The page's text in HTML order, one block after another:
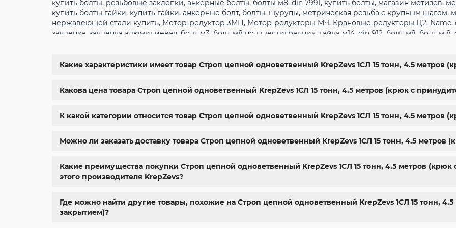
купить болты, резьбовые заклепки, анкерные болты, болты м8, din 7991, купить болты, магазин метизов,
купить болты гайки, купить гайки, анкерные болт, болты, шурупы, метрическая резьба с крупным шагом,
нержавеющей стали купить, Мотор-редуктор 3МП, Мотор-редукторы МЧ, Крановые редукторы Ц2, Name,
заклепка заклепка алюминиевая болт м3 болт м8 под шестигранник гайка м14 din 912 болт м8 болт м 8
болты харьков,болты гайки шайбы,болты госты,стопорные гайки,магазин метизов киев,купить винты ,
Какие характеристики имеет товар Строп цепной одноветвенный KrepZevs 1СЛ 15 тонн, 4.5 метров
Какова цена товара Строп цепной одноветвенный KrepZevs 1СЛ 15 тонн, 4.5 метров (крюк с
К какой категории относится товар Строп цепной одноветвенный KrepZevs 1СЛ 15 тонн, 4.5 метров
Можно ли заказать доставку товара Строп цепной одноветвенный KrepZevs 1СЛ 15 тонн, 4.5
Какие преимущества покупки Строп цепной одноветвенный KrepZevs 1СЛ 15 тонн, 4.5 метров
этого производителя KrepZevs?
Где можно найти другие товары, похожие на Строп цепной одноветвенный KrepZevs 1СЛ 15 тонн,
закрытием)?